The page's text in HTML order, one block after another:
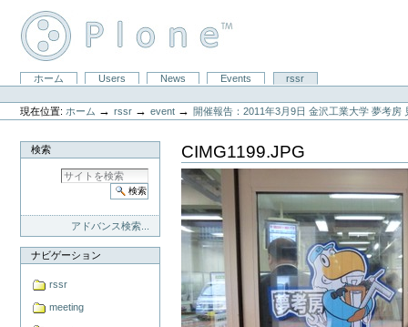
|
シ
ョ
ホーム Users News Events
rssr
ー
ソ
現在位置: ホーム →rssr →event →開催報告：2011年3月9日 金沢工業大学 夢考房
検索
アドバンス検索...
ナビゲーション
rssr
meeting
CIMG1199.JPG